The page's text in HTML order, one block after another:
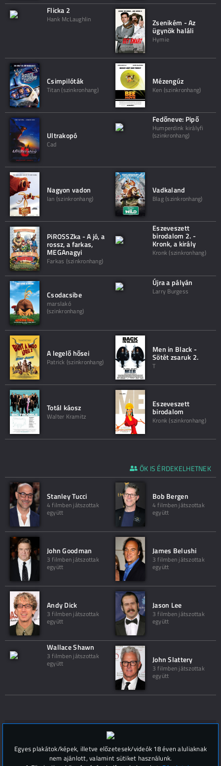
Flicka 2
Hank McLaughlin Zsenikém - Az
ügynök haláli
Hymie
Csimpilóták
Titan (szinkronhang)
Mézengúz
Ken (szinkronhang)
Ultrakopó
Cad
Fedőneve: Pipő
Humperdink királyfi
(szinkronhang)
Nagyon vadon
Ian (szinkronhang)
Vadkaland
Blag (szinkronhang)
PiROSSZka - A jó, a
rossz, a farkas,
MEGAnagyi
Farkas (szinkronhang)
Eszeveszett
birodalom 2. -
Kronk, a király
Kronk (szinkronhang)
Csodacsibe
marslakó
(szinkronhang)
Újra a pályán
Larry Burgess
A legelő hősei
Patrick (szinkronhang)
Men in Black -
Sötét zsaruk 2.
T
Totál káosz
Walter Kramitz
Eszeveszett
birodalom
Kronk (szinkronhang)
ŐK IS ÉRDEKELHETNEK
Stanley Tucci
4 filmben játszottak
együtt
Bob Bergen
4 filmben játszottak
együtt
John Goodman
3 filmben játszottak
együtt
James Belushi
3 filmben játszottak
együtt
Andy Dick
3 filmben játszottak
együtt
Jason Lee
3 filmben játszottak
együtt
Wallace Shawn
3 filmben játszottak
együtt John Slattery
3 filmben játszottak
együtt
Hozzászólások (
Egyes plakátok/képek, illetve előzetesek/videók 18 éven aluliaknak
nem ajánlott, valamint sütiket használunk.